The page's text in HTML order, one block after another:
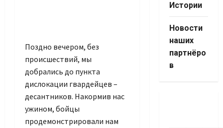
Поздно вечером, без
происшествий, мы
добрались до пункта
дислокации гвардейцев –
десантников. Накормив нас
ужином, бойцы
продемонстрировали нам
Истории
Новости
наших
партнёро
в